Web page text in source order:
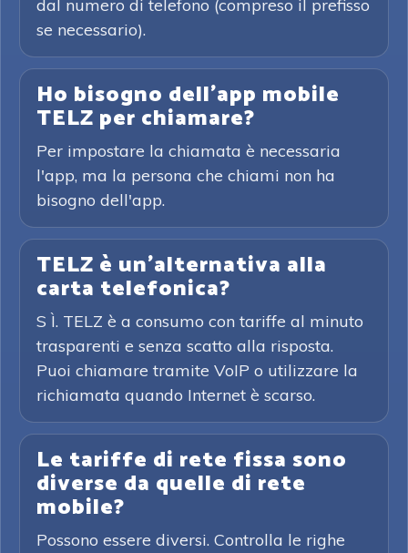
dal numero di telefono (compreso il prefisso
se necessario).
Ho bisogno dell'app mobile
TELZ per chiamare?
Per impostare la chiamata è necessaria
l'app, ma la persona che chiami non ha
bisogno dell'app.
TELZ è un'alternativa alla
carta telefonica?
S Ì. TELZ è a consumo con tariffe al minuto
trasparenti e senza scatto alla risposta.
Puoi chiamare tramite VoIP o utilizzare la
richiamata quando Internet è scarso.
Le tariffe di rete fissa sono
diverse da quelle di rete
mobile?
Possono essere diversi. Controlla le righe